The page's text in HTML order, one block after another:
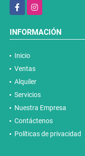
FacebookInstagram
INFORMACIÓN
Inicio
Ventas
Alquiler
Servicios
Nuestra Empresa
Contáctenos
Políticas de privacidad